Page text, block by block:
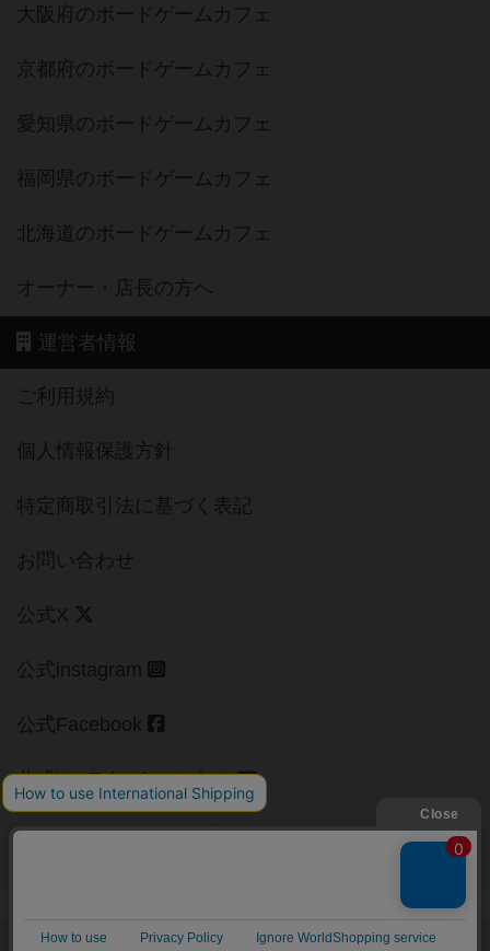
大阪府のボードゲームカフェ
京都府のボードゲームカフェ
愛知県のボードゲームカフェ
福岡県のボードゲームカフェ
北海道のボードゲームカフェ
オーナー・店長の方へ
運営者情報
ご利用規約
個人情報保護方針
特定商取引法に基づく表記
お問い合わせ
公式X
公式instagram
公式Facebook
公式YouTubeチャンネル
Copyright (c)